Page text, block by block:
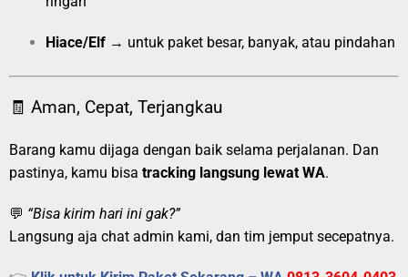
Hiace/Elf → untuk paket besar, banyak, atau pindahan
🧾 Aman, Cepat, Terjangkau
Barang kamu dijaga dengan baik selama perjalanan. Dan
pastinya, kamu bisa tracking langsung lewat WA.
💬 “Bisa kirim hari ini gak?”
Langsung aja chat admin kami, dan tim jemput secepatnya.